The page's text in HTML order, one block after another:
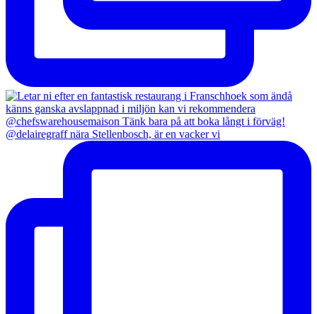
@delairegraff nära Stellenbosch, är en vacker vi